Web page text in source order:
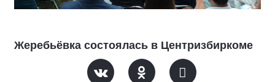
Жеребьёвка состоялась в Центризбиркоме